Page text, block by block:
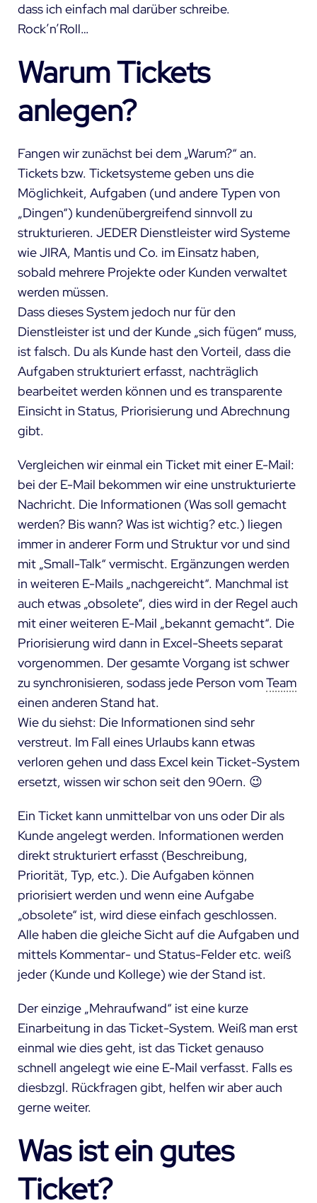
dass ich einfach mal darüber schreibe.
Rock’n’Roll…
Warum Tickets
anlegen?
Fangen wir zunächst bei dem „Warum?“ an.
Tickets bzw. Ticketsysteme geben uns die
Möglichkeit, Aufgaben (und andere Typen von
„Dingen“) kundenübergreifend sinnvoll zu
strukturieren. JEDER Dienstleister wird Systeme
wieJIRA, Mantis und Co. im Einsatz haben,
sobald mehrere Projekte oder Kunden verwaltet
werden müssen.
Dass dieses System jedoch nur für den
Dienstleister ist und der Kunde „sich fügen“ muss,
ist falsch. Du als Kunde hast den Vorteil, dass die
Aufgaben strukturiert erfasst, nachträglich
bearbeitet werden können und es transparente
Einsicht in Status, Priorisierung und Abrechnung
gibt.
Vergleichen wir einmal ein Ticket mit einer E-Mail:
bei der E-Mail bekommen wir eine unstrukturierte
Nachricht. Die Informationen (Was soll gemacht
werden? Bis wann? Was ist wichtig? etc.) liegen
immer in anderer Form und Struktur vor und sind
mit „Small-Talk“ vermischt. Ergänzungen werden
in weiteren E-Mails „nachgereicht“. Manchmal ist
auch etwas „obsolete“, dies wird in der Regel auch
mit einer weiteren E-Mail „bekannt gemacht“. Die
Priorisierung wird dann in Excel-Sheets separat
vorgenommen. Der gesamte Vorgang ist schwer
zu synchronisieren, sodass jede Person vomTeam
einen anderen Stand hat.
Wie du siehst: Die Informationen sind sehr
verstreut. Im Fall eines Urlaubs kann etwas
verloren gehen und dass Excel kein Ticket-System
ersetzt, wissen wir schon seit den 90ern. 😉
Ein Ticket kann unmittelbar von uns oder Dir als
Kunde angelegt werden. Informationen werden
direkt strukturiert erfasst (Beschreibung,
Priorität, Typ, etc.). Die Aufgaben können
priorisiert werden und wenn eine Aufgabe
„obsolete“ ist, wird diese einfach geschlossen.
Alle haben die gleiche Sicht auf die Aufgaben und
mittels Kommentar- und Status-Felder etc. weiß
jeder (Kunde und Kollege) wie der Stand ist.
Der einzige „Mehraufwand“ ist eine kurze
Einarbeitung in das Ticket-System. Weiß man erst
einmal wie dies geht, ist das Ticket genauso
schnell angelegt wie eine E-Mail verfasst. Falls es
diesbzgl. Rückfragen gibt, helfen wir aber auch
gerne weiter.
Was ist ein gutes
Ticket?